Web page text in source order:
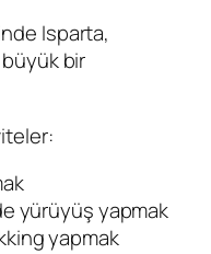
Isparta,
bir
yürüyüş yapmak
yapmak